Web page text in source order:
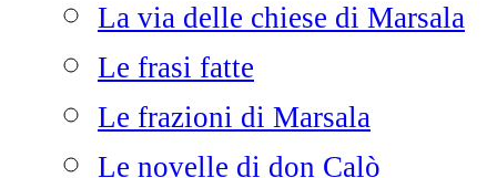
La via delle chiese di Marsala
Le frasi fatte
Le frazioni di Marsala
Le novelle di don Calò